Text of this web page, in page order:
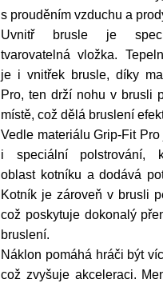
s prouděním vzduchu a
Uvnitř brusle je
tvarovatelná vložka.
je i vnitřek brusle, díky
Pro, ten drží nohu v brusli
místě, což dělá bruslení
Vedle materiálu Grip-Fit
i speciální polstrování,
oblast kotníku a dodává
Kotník je zároveň v brusli
což poskytuje dokonalý
bruslení.
Náklon pomáhá hráči být
což zvyšuje akceleraci.